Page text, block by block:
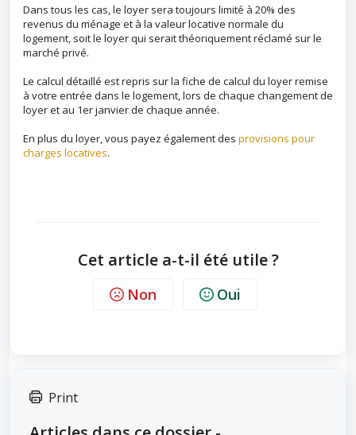
Dans tous les cas, le loyer sera toujours limité à 20% des
revenus du ménage et à la valeur locative normale du
logement, soit le loyer qui serait théoriquement réclamé sur le
marché privé.
Le calcul détaillé est repris sur la fiche de calcul du loyer remise
à votre entrée dans le logement, lors de chaque changement de
loyer et au 1er janvier de chaque année.
En plus du loyer, vous payez également des provisions pour
charges locatives.
Cet article a-t-il été utile ?
Non Oui
Print